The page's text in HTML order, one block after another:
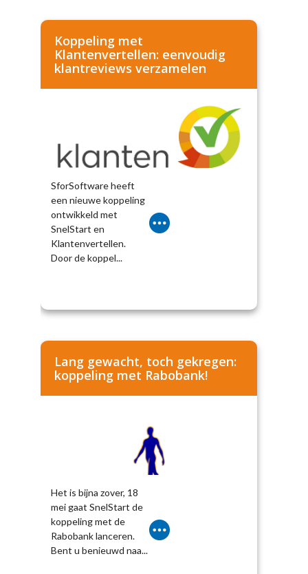
Koppeling met
Klantenvertellen: eenvoudig
klantreviews verzamelen
SforSoftware heeft
een nieuwe koppeling
ontwikkeld met
SnelStart en
Klantenvertellen.
Door de koppel...
Lang gewacht, toch gekregen:
koppeling met Rabobank!
Het is bijna zover, 18
mei gaat SnelStart de
koppeling met de
Rabobank lanceren.
Bent u benieuwd naa...